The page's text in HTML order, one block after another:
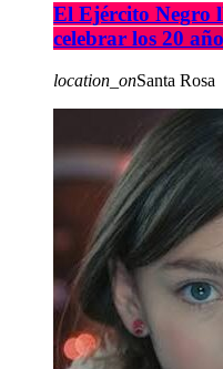
El Ejército Negro
celebrar los 20
location_onSanta Rosa